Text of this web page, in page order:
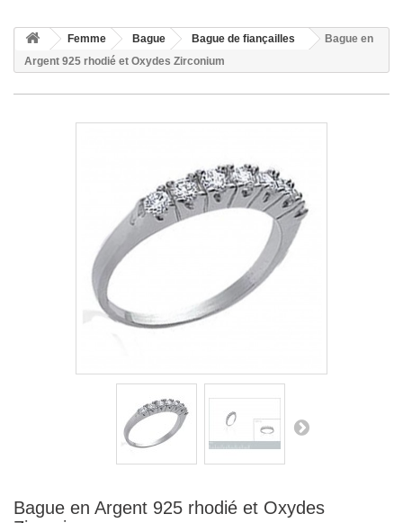
Femme Bague Bague de fiançailles
Bague en
Argent 925 rhodié et Oxydes Zirconium
Bague en Argent 925 rhodié et Oxydes